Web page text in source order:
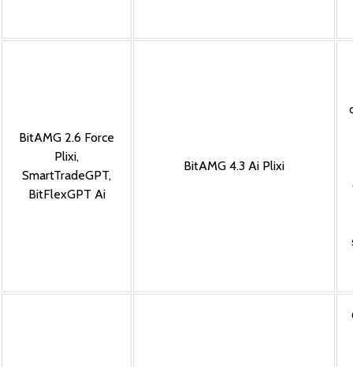
BitAMG 2.6 Force
Plixi,
SmartTradeGPT,
BitFlexGPT Ai
BitAMG 4.3 Ai Plixi